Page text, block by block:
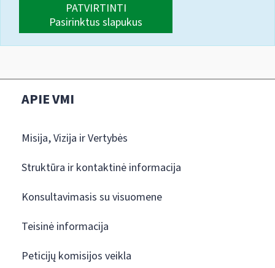
PATVIRTINTI
Pasirinktus slapukus
APIE VMI
Misija, Vizija ir Vertybės
Struktūra ir kontaktinė informacija
Konsultavimasis su visuomene
Teisinė informacija
Peticijų komisijos veikla